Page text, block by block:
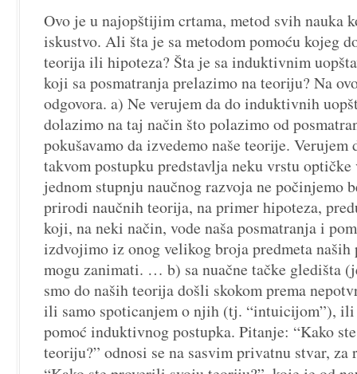
Ovo je u najopštijim crtama, metod svih nauka
iskustvo. Ali šta je sa metodom pomoću kojeg
teorija ili hipoteza? Šta je sa induktivnim
koji sa posmatranja prelazimo na teoriju? Na
odgovora. a) Ne verujem da do induktivnih
dolazimo na taj način što polazimo od
pokušavamo da izvedemo naše teorije. Verujem
takvom postupku predstavlja neku vrstu
jednom stupnju naučnog razvoja ne počinjemo
prirodi naučnih teorija, na primer hipoteza,
koji, na neki način, vode naša posmatranja i
izdvojimo iz onog velikog broja predmeta naših
mogu zanimati. … b) sa nuačne tačke gledišta
smo do naših teorija došli skokom prema
ili samo spoticanjem o njih (tj. “intuicijom”), ili
pomoć induktivnog postupka. Pitanje: “Kako
teoriju?” odnosi se na sasvim privatnu stvar,